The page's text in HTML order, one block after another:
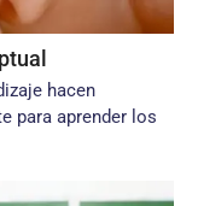
hacen
para aprender los